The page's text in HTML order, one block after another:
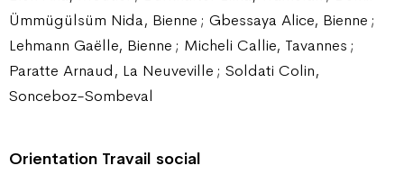
Ümmügülsüm Nida, Bienne ; Gbessaya Alice, Bienne ;
Lehmann Gaëlle, Bienne ; Micheli Callie, Tavannes ;
Paratte Arnaud, La Neuveville ; Soldati Colin,
Sonceboz-Sombeval
Orientation Travail social